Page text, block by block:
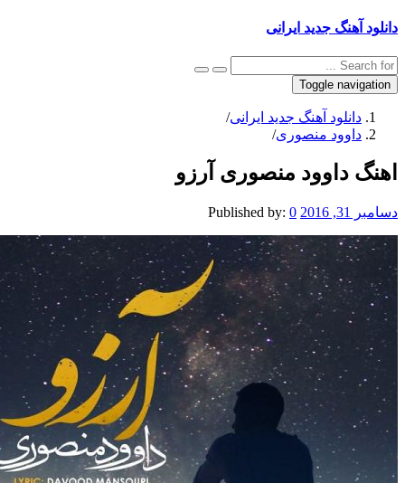
آهنگ جدید ایرانی
Toggle
دانلود آهنگ جدید ایرانی
داوود منصوری/
داوود منصوری آرزو
2016
Published by:0